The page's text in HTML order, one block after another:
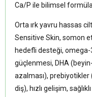
Ca/P ile bilimsel
Orta ırk yavru hassas
Sensitive Skin, somon
hedefli desteği, omega-
güçlenmesi, DHA
azalması), prebiyotikler
diş), hızlı gelişim,